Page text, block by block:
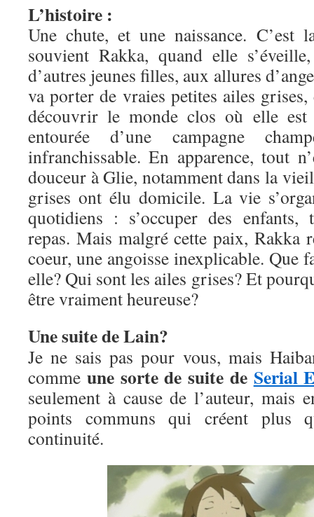
L’histoire :
Une chute, et une naissance. C’est
souvient Rakka, quand elle
d’autres jeunes filles, aux allures
va porter de vraies petites ailes
découvrir le monde clos où elle
entourée d’une campagne
infranchissable. En apparence, tout
douceur à Glie, notamment dans la
grises ont élu domicile. La vie
quotidiens : s’occuper des enfants,
repas. Mais malgré cette paix, Rakka
coeur, une angoisse inexplicable. Que
elle? Qui sont les ailes grises? Et
être vraiment heureuse?
Une suite de Lain?
Je ne sais pas pour vous, mais
comme une sorte de suite de Serial
seulement à cause de l’auteur, mais
points communs qui créent plus
continuité.